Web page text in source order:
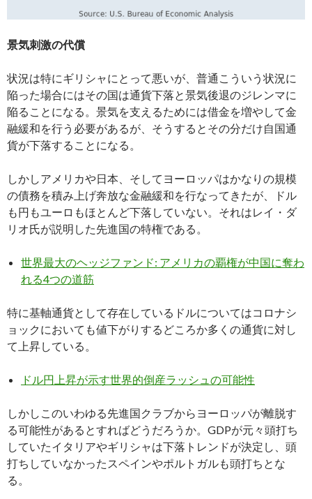
景気刺激の代償
状況は特にギリシャにとって悪いが、普通こういう状況に
陥った場合にはその国は通貨下落と景気後退のジレンマに
陥ることになる。景気を支えるためには借金を増やして金
融緩和を行う必要があるが、そうするとその分だけ自国通
貨が下落することになる。
しかしアメリカや日本、そしてヨーロッパはかなりの規模
の債務を積み上げ奔放な金融緩和を行なってきたが、ドル
も円もユーロもほとんど下落していない。それはレイ・ダ
リオ氏が説明した先進国の特権である。
世界最大のヘッジファンド: アメリカの覇権が中国に奪わ
れる4つの道筋
特に基軸通貨として存在しているドルについてはコロナシ
ョックにおいても値下がりするどころか多くの通貨に対し
て上昇している。
ドル円上昇が示す世界的倒産ラッシュの可能性
しかしこのいわゆる先進国クラブからヨーロッパが離脱す
る可能性があるとすればどうだろうか。GDPが元々頭打ち
していたイタリアやギリシャは下落トレンドが決定し、頭
打ちしていなかったスペインやポルトガルも頭打ちとな
る。